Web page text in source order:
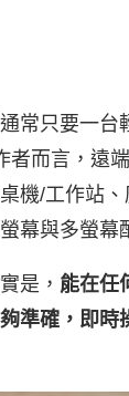
常只要一台
而言，遠
機/工作站
幕與多螢幕
是， 能在任
準確，即